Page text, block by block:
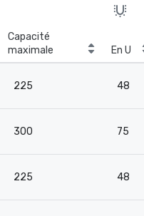
Capacité
maximale
En U
225 48
300 75
225 48